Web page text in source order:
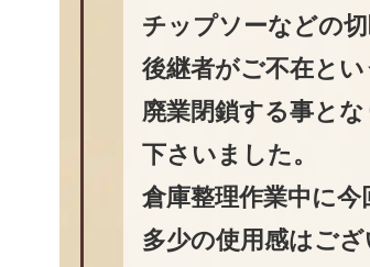
チップソーなどの
後継者がご不在と
廃業閉鎖する事と
下さいました。
倉庫整理作業中に今
多少の使用感はご